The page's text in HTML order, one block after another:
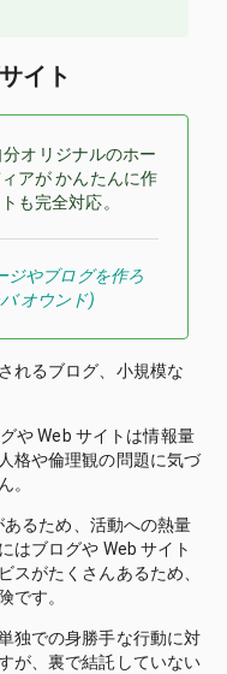
イト
オリジナルのホー
アが かんたんに作
も完全対応。
ジやブログを作ろ
オウンド)
れるブログ、小規模な
や Web サイトは情報量
格や倫理観の問題に気づ
。
るため、活動への熱量
はブログや Web サイト
スがたくさんあるため、
です。
独での身勝手な行動に対
が、裏で結託していない